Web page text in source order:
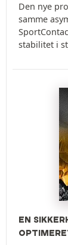
Den nye
samme
stabilitet i
EN